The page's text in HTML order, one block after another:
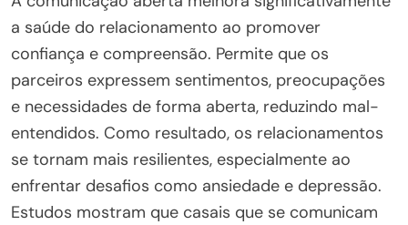
a saúde do relacionamento ao promover
confiança e compreensão. Permite que os
parceiros expressem sentimentos, preocupações
e necessidades de forma aberta, reduzindo mal-
entendidos. Como resultado, os relacionamentos
se tornam mais resilientes, especialmente ao
enfrentar desafios como ansiedade e depressão.
Estudos mostram que casais que se comunicam